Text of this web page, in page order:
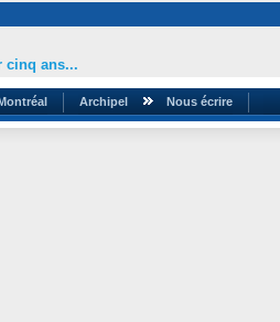
cinq ans...
Archipel Nous écrire